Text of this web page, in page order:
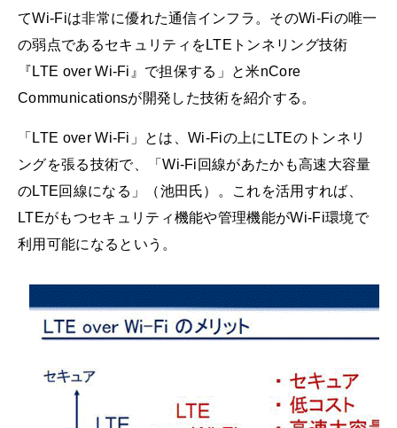
てWi-Fiは非常に優れた通信インフラ。そのWi-Fiの唯一
の弱点であるセキュリティをLTEトンネリング技術
『LTE over Wi-Fi』で担保する」と米nCore
Communicationsが開発した技術を紹介する。
「LTE over Wi-Fi」とは、Wi-Fiの上にLTEのトンネリ
ングを張る技術で、「Wi-Fi回線があたかも高速大容量
のLTE回線になる」（池田氏）。これを活用すれば、
LTEがもつセキュリティ機能や管理機能がWi-Fi環境で
利用可能になるという。